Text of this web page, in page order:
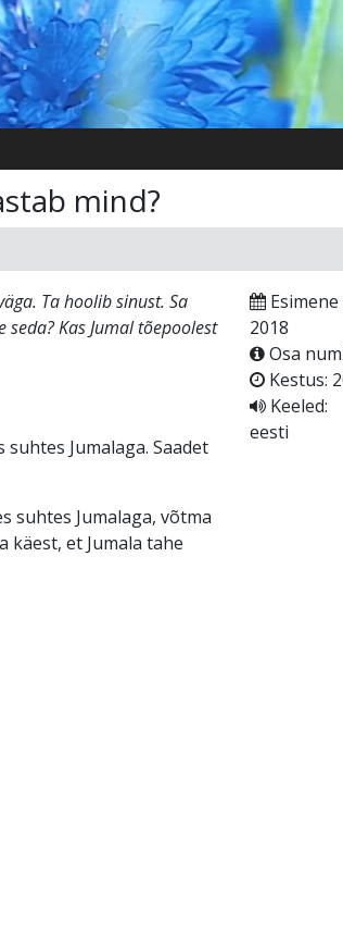
mind?
Ta hoolib sinust. Sa
Kas Jumal tõepoolest
Jumalaga. Saadet
suhtes Jumalaga, võtma
käest, et Jumala tahe
Esimene
2018
Osa
Kestus:
Keeled:
eesti